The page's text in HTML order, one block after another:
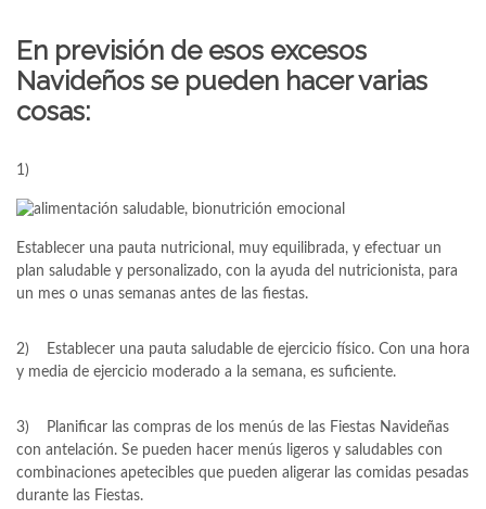
En previsión de esos excesos
Navideños se pueden hacer varias
cosas:
1)
Establecer una pauta nutricional, muy equilibrada, y efectuar un
plan saludable y personalizado, con la ayuda del nutricionista, para
un mes o unas semanas antes de las fiestas.
2) Establecer una pauta saludable de ejercicio físico. Con una hora
y media de ejercicio moderado a la semana, es suficiente.
3) Planificar las compras de los menús de las Fiestas Navideñas
con antelación. Se pueden hacer menús ligeros y saludables con
combinaciones apetecibles que pueden aligerar las comidas pesadas
durante las Fiestas.